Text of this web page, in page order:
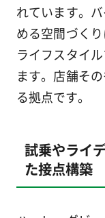
れています。
める空間づく
ライフスタイ
ます。店舗そ
る拠点です。
試乗やライ
た接点構築